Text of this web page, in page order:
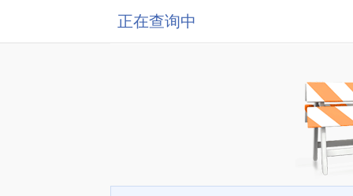
正在查询中